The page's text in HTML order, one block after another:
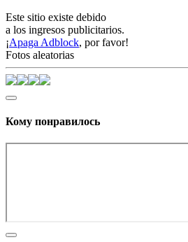
Este sitio existe debido
a los ingresos publicitarios.
¡Apaga Adblock, por favor!
Fotos aleatorias
Кому понравилось